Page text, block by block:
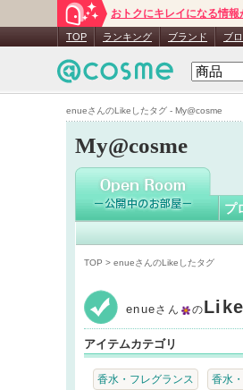
enueさんのLikeしたタグ - My@cosme
おトクにキレイになる情報
TOP ランキング ブランド ブ
My@cosme
enue
プ
TOP > enueさんのLikeしたタグ
enueさん の
アイテムカテゴリ
香水・フレグランス 香水